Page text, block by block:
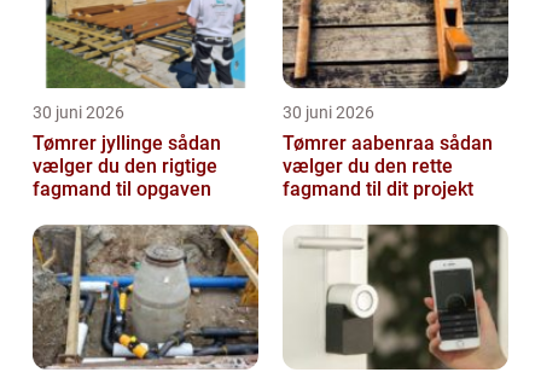
30 juni 2026
Tømrer jyllinge sådan
vælger du den rigtige
fagmand til opgaven
30 juni 2026
Tømrer aabenraa sådan
vælger du den rette
fagmand til dit projekt